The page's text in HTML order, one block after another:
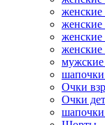
женские
шапочки
Очки
Очки
шапочки